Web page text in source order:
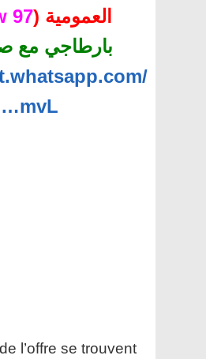
العمومية (97 New
بارطاجي مع
…mvL
l’offre se trouvent